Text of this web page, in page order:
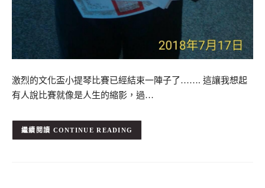
激烈的文化盃小提琴比賽已經結束一陣子了……. 這讓我想起
有人說比賽就像是人生的縮影，過…
CONTINUE READING